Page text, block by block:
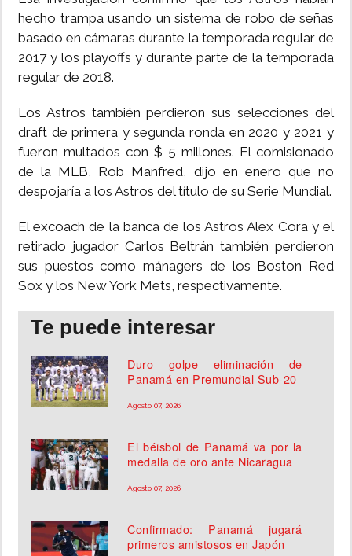
hecho trampa usando un sistema de robo de señas
basado en cámaras durante la temporada regular de
2017 y los playoffs y durante parte de la temporada
regular de 2018.
Los Astros también perdieron sus selecciones del
draft de primera y segunda ronda en 2020 y 2021 y
fueron multados con $ 5 millones. El comisionado
de la MLB, Rob Manfred, dijo en enero que no
despojaría a los Astros del título de su Serie Mundial.
El excoach de la banca de los Astros Alex Cora y el
retirado jugador Carlos Beltrán también perdieron
sus puestos como mánagers de los Boston Red
Sox y los New York Mets, respectivamente.
Te puede interesar
Duro golpe eliminación de
Panamá en Premundial Sub-20
Agosto 07, 2026
El béisbol de Panamá va por la
medalla de oro ante Nicaragua
Agosto 07, 2026
Confirmado: Panamá jugará
primeros amistosos en Japón